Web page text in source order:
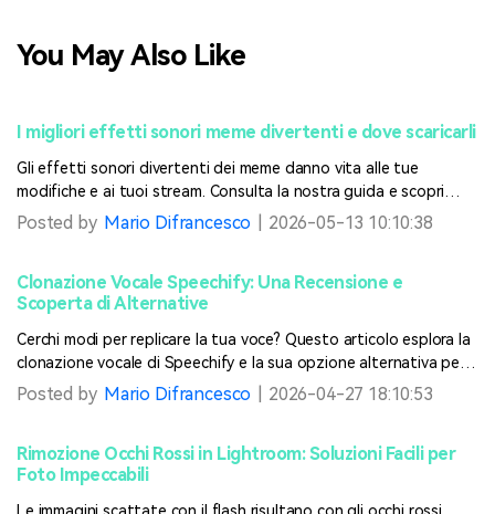
You May Also Like
I migliori effetti sonori meme divertenti e dove scaricarli
Gli effetti sonori divertenti dei meme danno vita alle tue
modifiche e ai tuoi stream. Consulta la nostra guida e scopri
dove scaricare gratuitamente i meme della soundboard e come
personalizzare facilmente i tuoi suoni.
Posted by Mario Difrancesco 2026-05-13 10:10:38
Clonazione Vocale Speechify: Una Recensione e
Scoperta di Alternative
Cerchi modi per replicare la tua voce? Questo articolo esplora la
clonazione vocale di Speechify e la sua opzione alternativa per
generare risultati migliorati.
Posted by Mario Difrancesco 2026-04-27 18:10:53
Rimozione Occhi Rossi in Lightroom: Soluzioni Facili per
Foto Impeccabili